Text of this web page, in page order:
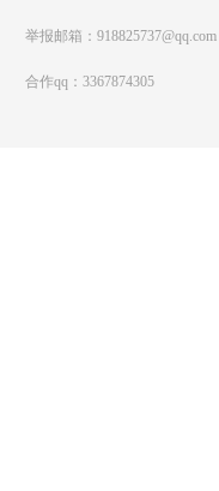
举报邮箱：918825737@qq.com
合作qq：3367874305